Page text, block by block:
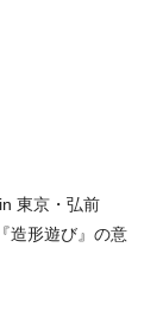
東京・弘前
造形遊び』の意